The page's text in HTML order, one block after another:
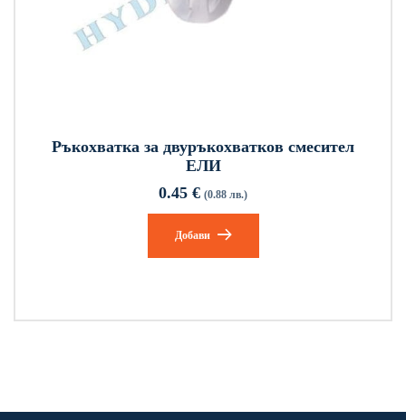
Ръкохватка за двуръкохватков смесител
ЕЛИ
0.45 € (0.88 лв.)
Добави